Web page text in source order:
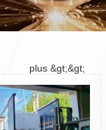
plus &gt;&gt;